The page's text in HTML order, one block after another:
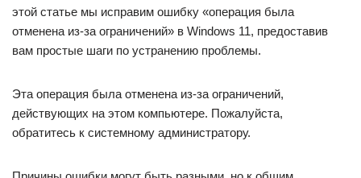
этой статье мы исправим ошибку «операция была
отменена из-за ограничений» в Windows 11, предоставив
вам простые шаги по устранению проблемы.
Эта операция была отменена из-за ограничений,
действующих на этом компьютере. Пожалуйста,
обратитесь к системному администратору.